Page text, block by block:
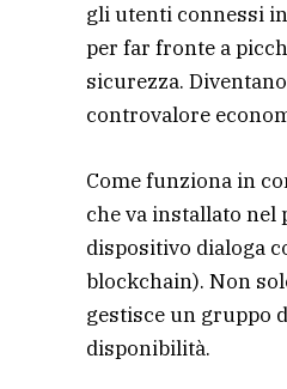
gli utenti connessi
per far fronte a
sicurezza.
controvalore
Come funziona in
che va installato nel
dispositivo dialoga
blockchain). Non
gestisce un gruppo
disponibilità.